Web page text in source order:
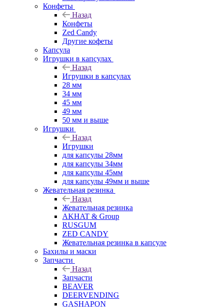
Конфеты
Назад
Конфеты
Zed Candy
Другие кофеты
Капсула
Игрушки в капсулах
Назад
Игрушки в капсулах
28 мм
34 мм
45 мм
49 мм
50 мм и выше
Игрушки
Назад
Игрушки
для капсулы 28мм
для капсулы 34мм
для капсулы 45мм
для капсулы 49мм и выше
Жевательная резинка
Назад
Жевательная резинка
AKHAT & Group
RUSGUM
ZED CANDY
Жевательная резинка в капсуле
Бахилы и маски
Запчасти
Назад
Запчасти
BEAVER
DEERVENDING
GASHAPON